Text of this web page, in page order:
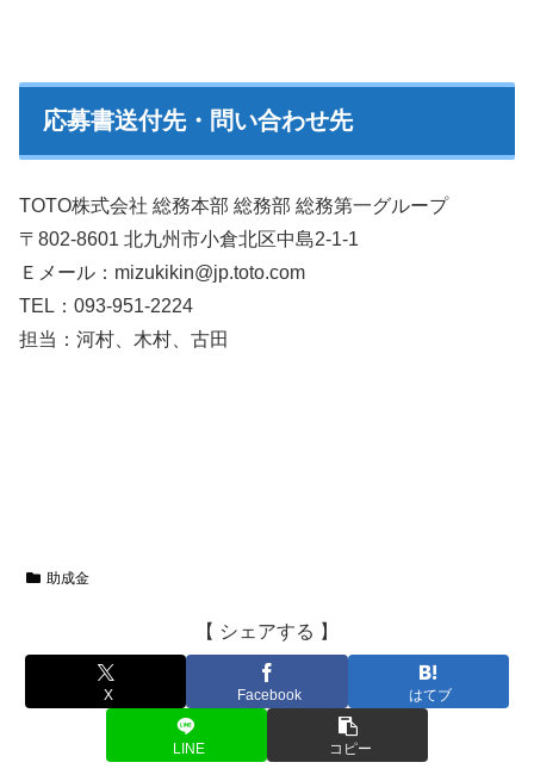
応募書送付先・問い合わせ先
TOTO株式会社 総務本部 総務部 総務第一グループ
〒802-8601 北九州市小倉北区中島2-1-1
Ｅメール：mizukikin@jp.toto.com
TEL：093-951-2224
担当：河村、木村、古田
助成金
【 シェアする 】
X Facebook はてブ
LINE コピー